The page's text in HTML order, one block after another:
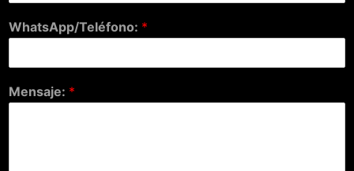
WhatsApp/Teléfono: *
Mensaje: *